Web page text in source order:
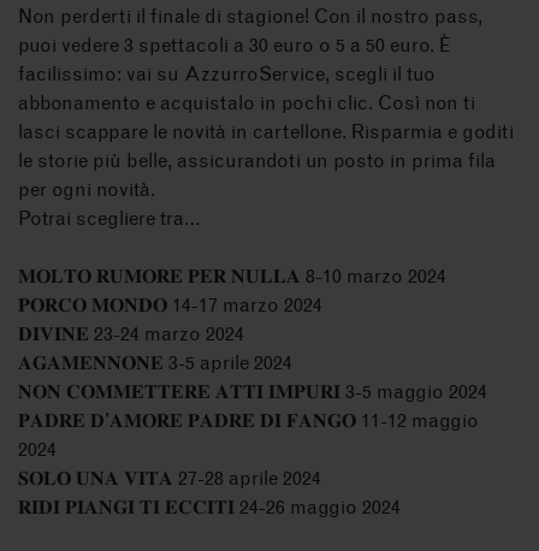
Non perderti il finale di stagione! Con il nostro pass,
puoi vedere 3 spettacoli a 30 euro o 5 a 50 euro. È
facilissimo: vai su AzzurroService, scegli il tuo
abbonamento e acquistalo in pochi clic. Così non ti
lasci scappare le novità in cartellone. Risparmia e goditi
le storie più belle, assicurandoti un posto in prima fila
per ogni novità.
Potrai scegliere tra…
𝐌𝐎𝐋𝐓𝐎 𝐑𝐔𝐌𝐎𝐑𝐄 𝐏𝐄𝐑 𝐍𝐔𝐋𝐋𝐀 8-10 marzo 2024
𝐏𝐎𝐑𝐂𝐎 𝐌𝐎𝐍𝐃𝐎 14-17 marzo 2024
𝐃𝐈𝐕𝐈𝐍𝐄 23-24 marzo 2024
𝐀𝐆𝐀𝐌𝐄𝐍𝐍𝐎𝐍𝐄 3-5 aprile 2024
𝐍𝐎𝐍 𝐂𝐎𝐌𝐌𝐄𝐓𝐓𝐄𝐑𝐄 𝐀𝐓𝐓𝐈 𝐈𝐌𝐏𝐔𝐑𝐈 3-5 maggio 2024
𝐏𝐀𝐃𝐑𝐄 𝐃'𝐀𝐌𝐎𝐑𝐄 𝐏𝐀𝐃𝐑𝐄 𝐃𝐈 𝐅𝐀𝐍𝐆𝐎 11-12 maggio
2024
𝐒𝐎𝐋𝐎 𝐔𝐍𝐀 𝐕𝐈𝐓𝐀 27-28 aprile 2024
𝐑𝐈𝐃𝐈 𝐏𝐈𝐀𝐍𝐆𝐈 𝐓𝐈 𝐄𝐂𝐂𝐈𝐓𝐈 24-26 maggio 2024